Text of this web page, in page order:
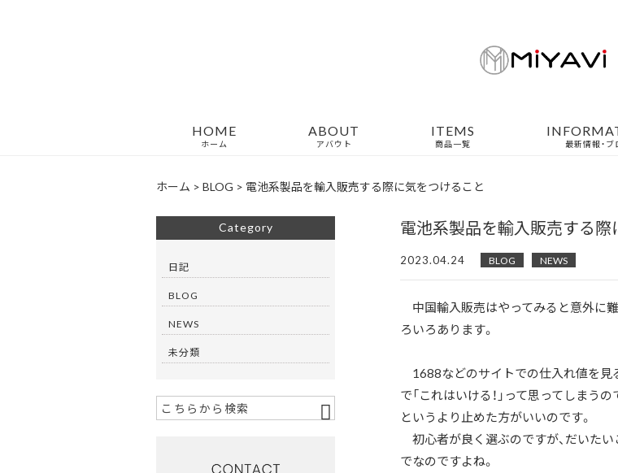
HOME
ホーム
ABOUT
アバウト
ITEMS
商品一覧 最新情報・ブ
ホーム > BLOG > 電池系製品を輸入販売する際に気をつけること
電池系製品を輸入販売する際
2023.04.24 BLOG NEWS
中国輸入販売はやってみると意外に
ろいろあります。
1688などのサイトでの仕入れ値を見
で「これはいける！」って思ってしまう
というより止めた方がいいのです。
初心者が良く選ぶのですが、だいた
でなのですよね。
Category
日記
BLOG
NEWS
未分類